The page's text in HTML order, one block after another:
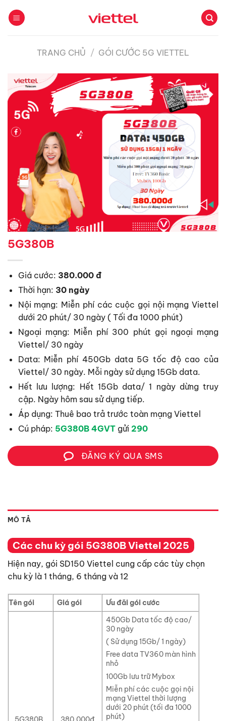
qua
TRANG CHỦ / GÓI CƯỚC 5G VIETTEL
5G380B
Giá cước: 380.000 đ
Thời hạn: 30 ngày
Nội mạng: Miễn phí các cuộc gọi nội mạng Viettel
dưới 20 phút/ 30 ngày ( Tối đa 1000 phút)
Ngoại mạng: Miễn phí 300 phút gọi ngoại mạng
Viettel/ 30 ngày
Data: Miễn phí 450Gb data 5G tốc độ cao của
Viettel/ 30 ngày. Mỗi ngày sử dụng 15Gb data.
Hết lưu lượng: Hết 15Gb data/ 1 ngày dừng truy
cập. Ngày hôm sau sử dụng tiếp.
Áp dụng: Thuê bao trả trước toàn mạng Viettel
Cú pháp: 5G380B 4GVTgửi 290
ĐĂNG KÝ QUA SMS
MÔ TẢ
Các chu kỳ gói 5G380B Viettel 2025
Hiện nay, gói SD150 Viettel cung cấp các tùy chọn
chu kỳ là 1 tháng, 6 tháng và 12
Tên gói Giá gói Ưu đãi gói cước
450Gb Data tốc độ cao/
30 ngày
( Sử dụng 15Gb/ 1 ngày)
Free data TV360 màn hình
nhỏ
100Gb lưu trữ Mybox
Miễn phí các cuộc gọi nội
mạng Viettel thời lượng
dưới 20 phút (tối đa 1000
phút)